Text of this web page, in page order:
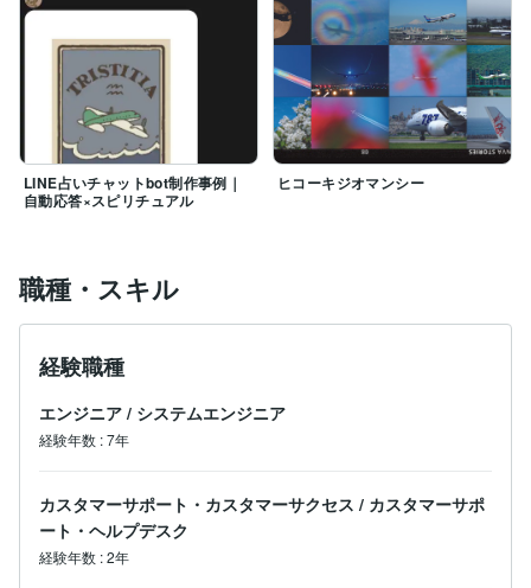
LINE占いチャットbot制作事例｜
自動応答×スピリチュアル
ヒコーキジオマンシー
職種・スキル
経験職種
エンジニア / システムエンジニア
経験年数 :7年
カスタマーサポート・カスタマーサクセス / カスタマーサポ
ート・ヘルプデスク
経験年数 :2年